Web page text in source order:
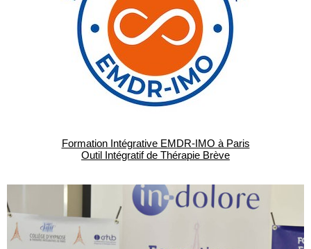
Formation Intégrative EMDR-IMO à Paris
Outil Intégratif de Thérapie Brève